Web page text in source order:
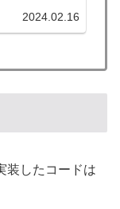
2024.02.16
装したコードは